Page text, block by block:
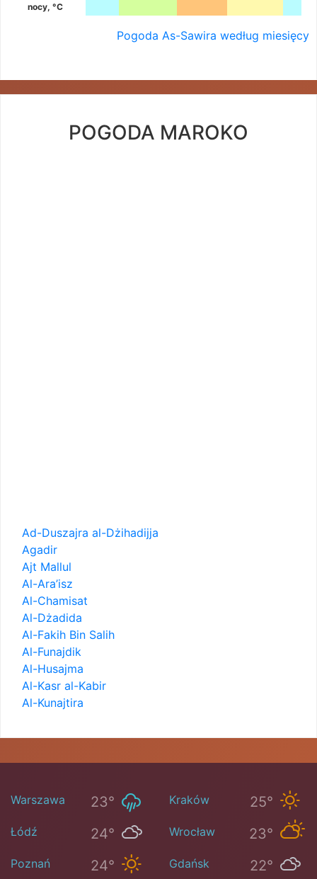
nocy, °C
Pogoda As-Sawira według miesięcy
POGODA MAROKO
Ad-Duszajra al-Dżihadijja
Agadir
Ajt Mallul
Al-Ara’isz
Al-Chamisat
Al-Dżadida
Al-Fakih Bin Salih
Al-Funajdik
Al-Husajma
Al-Kasr al-Kabir
Al-Kunajtira
Warszawa 23° Kraków 25°
Łódź 24° Wrocław 23°
Poznań 24° Gdańsk 22°